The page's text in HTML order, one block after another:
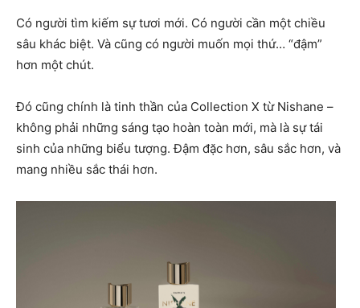
Có người tìm kiếm sự tươi mới. Có người cần một chiều
sâu khác biệt. Và cũng có người muốn mọi thứ… “đậm”
hơn một chút.
Đó cũng chính là tinh thần của Collection X từ Nishane –
không phải những sáng tạo hoàn toàn mới, mà là sự tái
sinh của những biểu tượng. Đậm đặc hơn, sâu sắc hơn, và
mang nhiều sắc thái hơn.